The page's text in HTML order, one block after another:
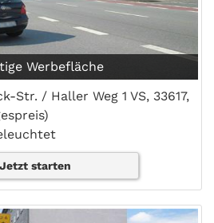
Werbefläche
Str. / Haller Weg 1 VS, 33617,
Jetzt starten